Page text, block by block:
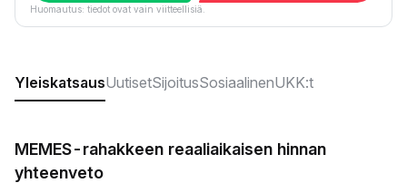
Huomautus: tiedot ovat vain viitteellisiä.
YleiskatsausUutisetSijoitusSosiaalinenUKK:t
MEMES-rahakkeen reaaliaikaisen hinnan
yhteenveto